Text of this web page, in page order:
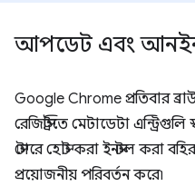
আপডেট এবং
Google Chrome প্রতিবার
রেজিস্ট্রিতে মেটাডেটা
স্টোরে হোস্ট করা ইনস্টল করা
প্রয়োজনীয় পরিবর্তন করে৷